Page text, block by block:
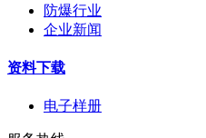
防爆行业
企业新闻
资料下载
电子样册